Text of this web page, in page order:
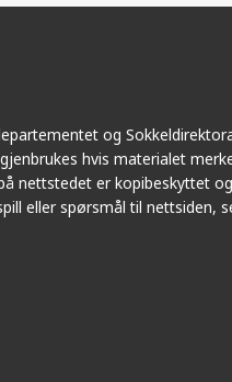
og
hvis materialet
nettstedet er kopibeskyttet
eller spørsmål til nettsiden,